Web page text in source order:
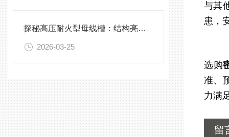
探秘高压耐火型母线槽：结构亮点与实用效能
2026-03-25
与其
患，
选购
准、
力满
留